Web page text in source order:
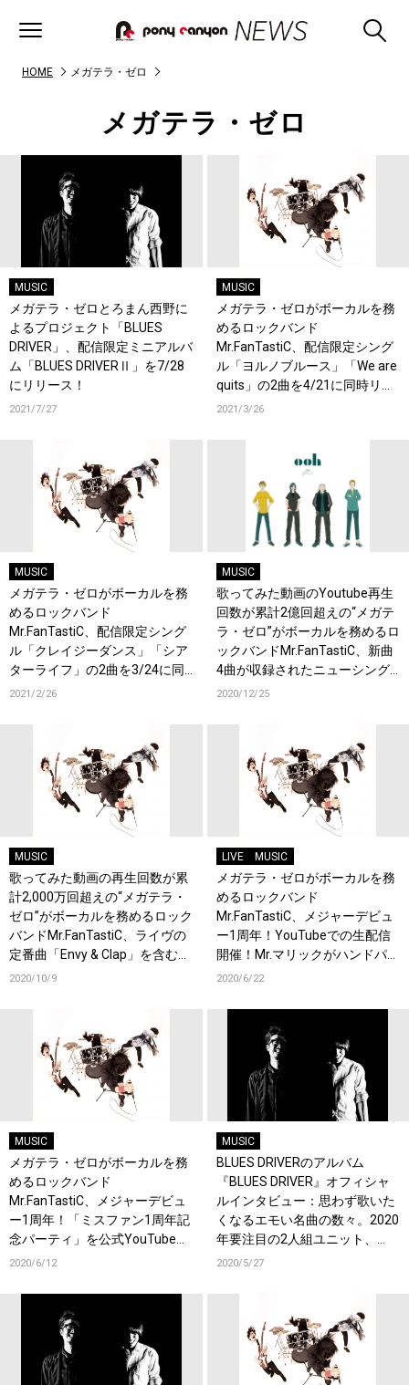
HOME メガテラ・ゼロ
メガテラ・ゼロ
MUSIC
メガテラ・ゼロとろまん西野に
よるプロジェクト「BLUES
DRIVER」、配信限定ミニアルバ
ム「BLUES DRIVERⅡ」を7/28
にリリース！
2021/7/27
MUSIC
メガテラ・ゼロがボーカルを務
めるロックバンド
Mr.FanTastiC、配信限定シング
ル「ヨルノブルース」「We are
quits」の2曲を4/21に同時リリ
ース！
2021/3/26
MUSIC
メガテラ・ゼロがボーカルを務
めるロックバンド
Mr.FanTastiC、配信限定シング
ル「クレイジーダンス」「シア
ターライフ」の2曲を3/24に同
時リリース決定！
2021/2/26
MUSIC
歌ってみた動画のYoutube再生
回数が累計2億回超えの“メガテ
ラ・ゼロ”がボーカルを務めるロ
ックバンドMr.FanTastiC、新曲
4曲が収録されたニューシング
ル「ooh」が2/17リリース決
2020/12/25
MUSIC
歌ってみた動画の再生回数が累
計2,000万回超えの“メガテラ・
ゼロ”がボーカルを務めるロック
バンドMr.FanTastiC、ライヴの
定番曲「Envy & Clap」を含む3
曲が収録されたシングル「＆」
2020/10/9
LIVE MUSIC
メガテラ・ゼロがボーカルを務
めるロックバンド
Mr.FanTastiC、メジャーデビュ
ー1周年！YouTubeでの生配信
開催！Mr.マリックがハンドパワ
ーで祝福！！さらに1周年記念T
2020/6/22
MUSIC
メガテラ・ゼロがボーカルを務
めるロックバンド
Mr.FanTastiC、メジャーデビュ
ー1周年！「ミスファン1周年記
念パーティ」を公式YouTubeに
て6/19生配信決定！同日に
始！
2020/6/12
MUSIC
BLUES DRIVERのアルバム
『BLUES DRIVER』オフィシャ
ルインタビュー：思わず歌いた
くなるエモい名曲の数々。2020
年要注目の2人組ユニット、
BLUES DRIVER
2020/5/27